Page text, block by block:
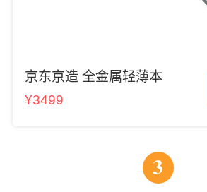
京东京造 全金属轻薄本
¥3499
3